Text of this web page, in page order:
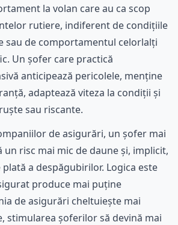
la volan care au ca scop
rutiere, indiferent de condițiile
sau de comportamentul celorlalți
Un șofer care practică
anticipează pericolele, menține
adaptează viteza la condiții și
sau riscante.
de asigurări, un șofer mai
risc mai mic de daune și, implicit,
a despăgubirilor. Logica este
produce mai puține
de asigurări cheltuiește mai
stimularea șoferilor să devină mai